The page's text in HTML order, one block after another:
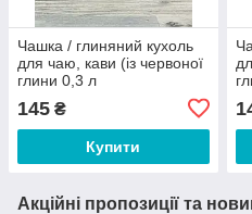
Чашка / глиняний кухоль
для чаю, кави (із червоної
глини 0,3 л
145 ₴
Купити
Акційні пропозиції та